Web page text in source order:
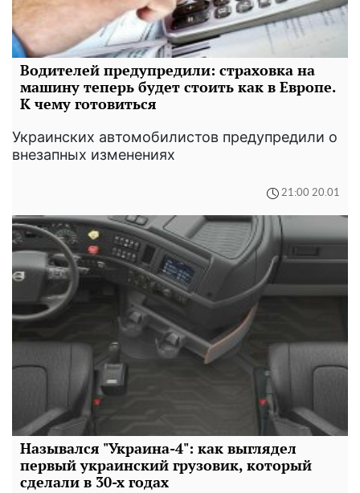
Водителей предупредили: страховка на
машину теперь будет стоить как в Европе.
К чему готовиться
Украинских автомобилистов предупредили о
внезапных изменениях
21:00 20.01
Назывался "Украина-4": как выглядел
первый украинский грузовик, который
сделали в 30-х годах